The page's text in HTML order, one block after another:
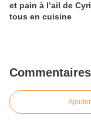
et pain à l’ail de
tous en cuisine
Commentaires